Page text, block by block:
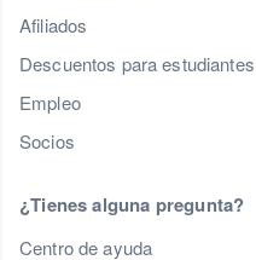
Afiliados
Descuentos para estudiantes
Empleo
Socios
¿Tienes alguna pregunta?
Centro de ayuda